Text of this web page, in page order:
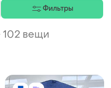
102 вещи
Фильтры